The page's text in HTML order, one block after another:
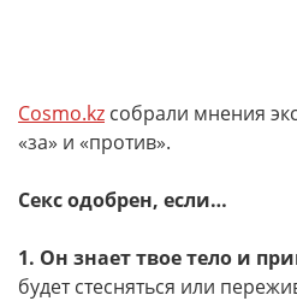
Cosmo.kz собрали мнения
«за» и «против».
Секс одобрен, если…
1. Он знает твое тело и
будет стесняться или